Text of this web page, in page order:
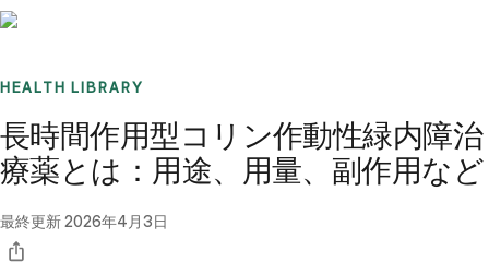
HEALTH LIBRARY
長時間作用型コリン作動性緑内障治
療薬とは：用途、用量、副作用など
最終更新2026年4月3日